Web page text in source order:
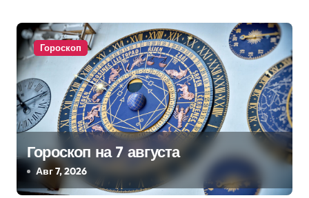
а
п
и
с
я
м
Гороскоп
Гороскоп на 7 августа
Авг 7, 2026